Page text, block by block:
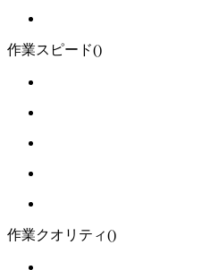
作業スピード()
作業クオリティ()